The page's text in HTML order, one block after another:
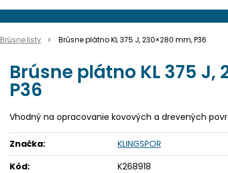
Brúsne listy Brúsne plátno KL 375 J, 230×280 mm, P36
Brúsne plátno KL 375 J,
P36
Vhodný na opracovanie kovových a drevených
Značka:
KLINGSPOR
Kód:
K268918